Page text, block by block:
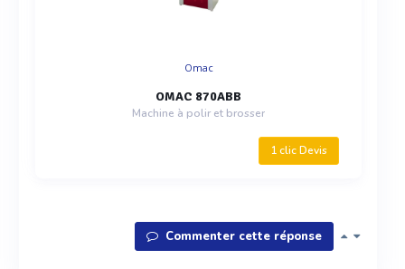
Omac
OMAC 870ABB
Machine à polir et brosser
1 clic Devis
Commenter cette réponse